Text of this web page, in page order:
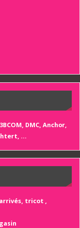
DMC, Anchor,
...
tricot ,